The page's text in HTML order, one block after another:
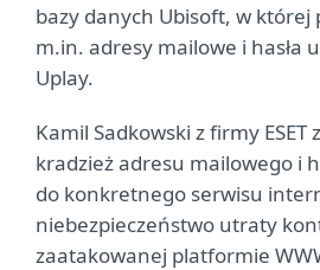
bazy danych Ubisoft, w
m.in. adresy mailowe i hasła
Uplay.
Kamil Sadkowski z firmy ESET
kradzież adresu mailowego i
do konkretnego serwisu
niebezpieczeństwo utraty
zaatakowanej platformie